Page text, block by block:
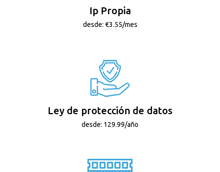
Ip Propia
desde: €3.55/mes
Ley de protección de datos
desde: 129.99/año